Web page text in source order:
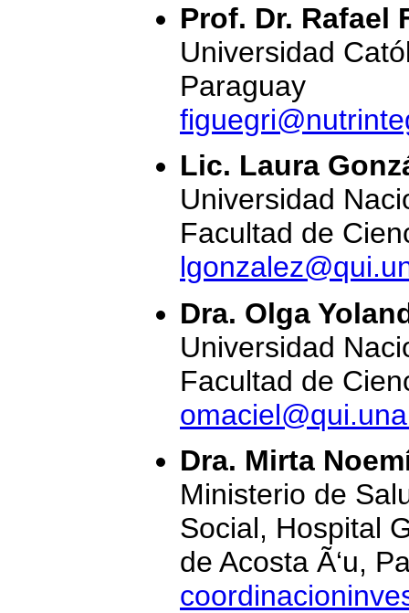
Prof. Dr.
Universidad
Paraguay
Lic. Laura
Universidad
Facultad de
Dra. Olga
Universidad
Facultad de
Dra. Mirta
Ministerio de
Social, Hospital
de Acosta Ã‘u,